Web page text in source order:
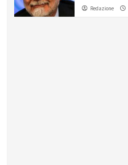
Redazione